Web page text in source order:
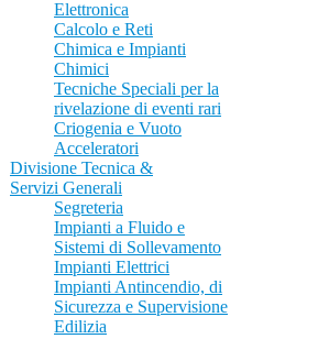
Elettronica
Calcolo e Reti
Chimica e Impianti
Chimici
Tecniche Speciali per la
rivelazione di eventi rari
Criogenia e Vuoto
Acceleratori
Divisione Tecnica &
Servizi Generali
Segreteria
Impianti a Fluido e
Sistemi di Sollevamento
Impianti Elettrici
Impianti Antincendio, di
Sicurezza e Supervisione
Edilizia